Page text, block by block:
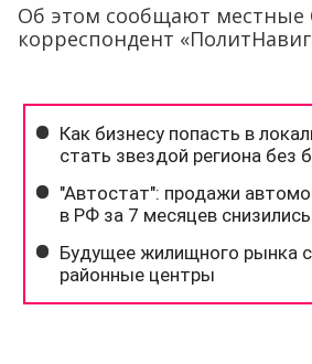
Об этом сообщают местные
корреспондент